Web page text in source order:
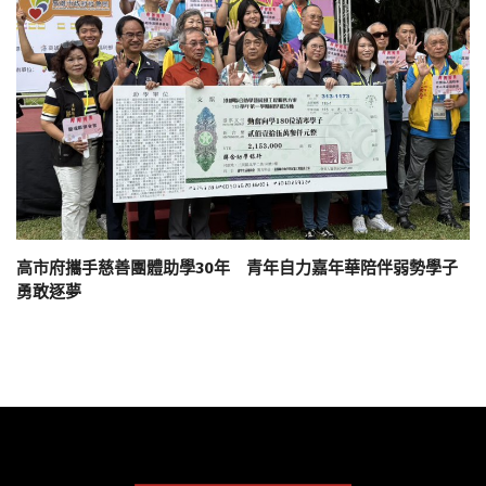
高市府攜手慈善團體助學30年 青年自力嘉年華陪伴弱勢學子
勇敢逐夢